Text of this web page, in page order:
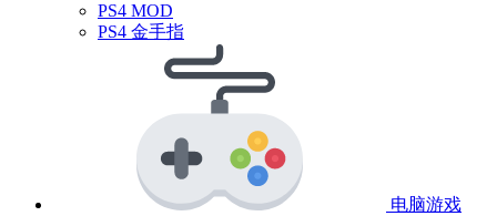
PS4 MOD
PS4 金手指
电脑游戏